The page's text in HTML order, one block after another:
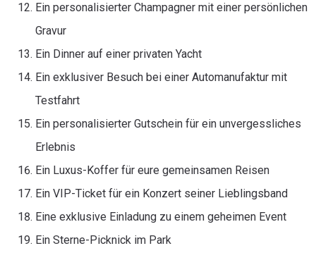
Ein personalisierter Champagner mit einer persönlichen
Gravur
Ein Dinner auf einer privaten Yacht
Ein exklusiver Besuch bei einer Automanufaktur mit
Testfahrt
Ein personalisierter Gutschein für ein unvergessliches
Erlebnis
Ein Luxus-Koffer für eure gemeinsamen Reisen
Ein VIP-Ticket für ein Konzert seiner Lieblingsband
Eine exklusive Einladung zu einem geheimen Event
Ein Sterne-Picknick im Park